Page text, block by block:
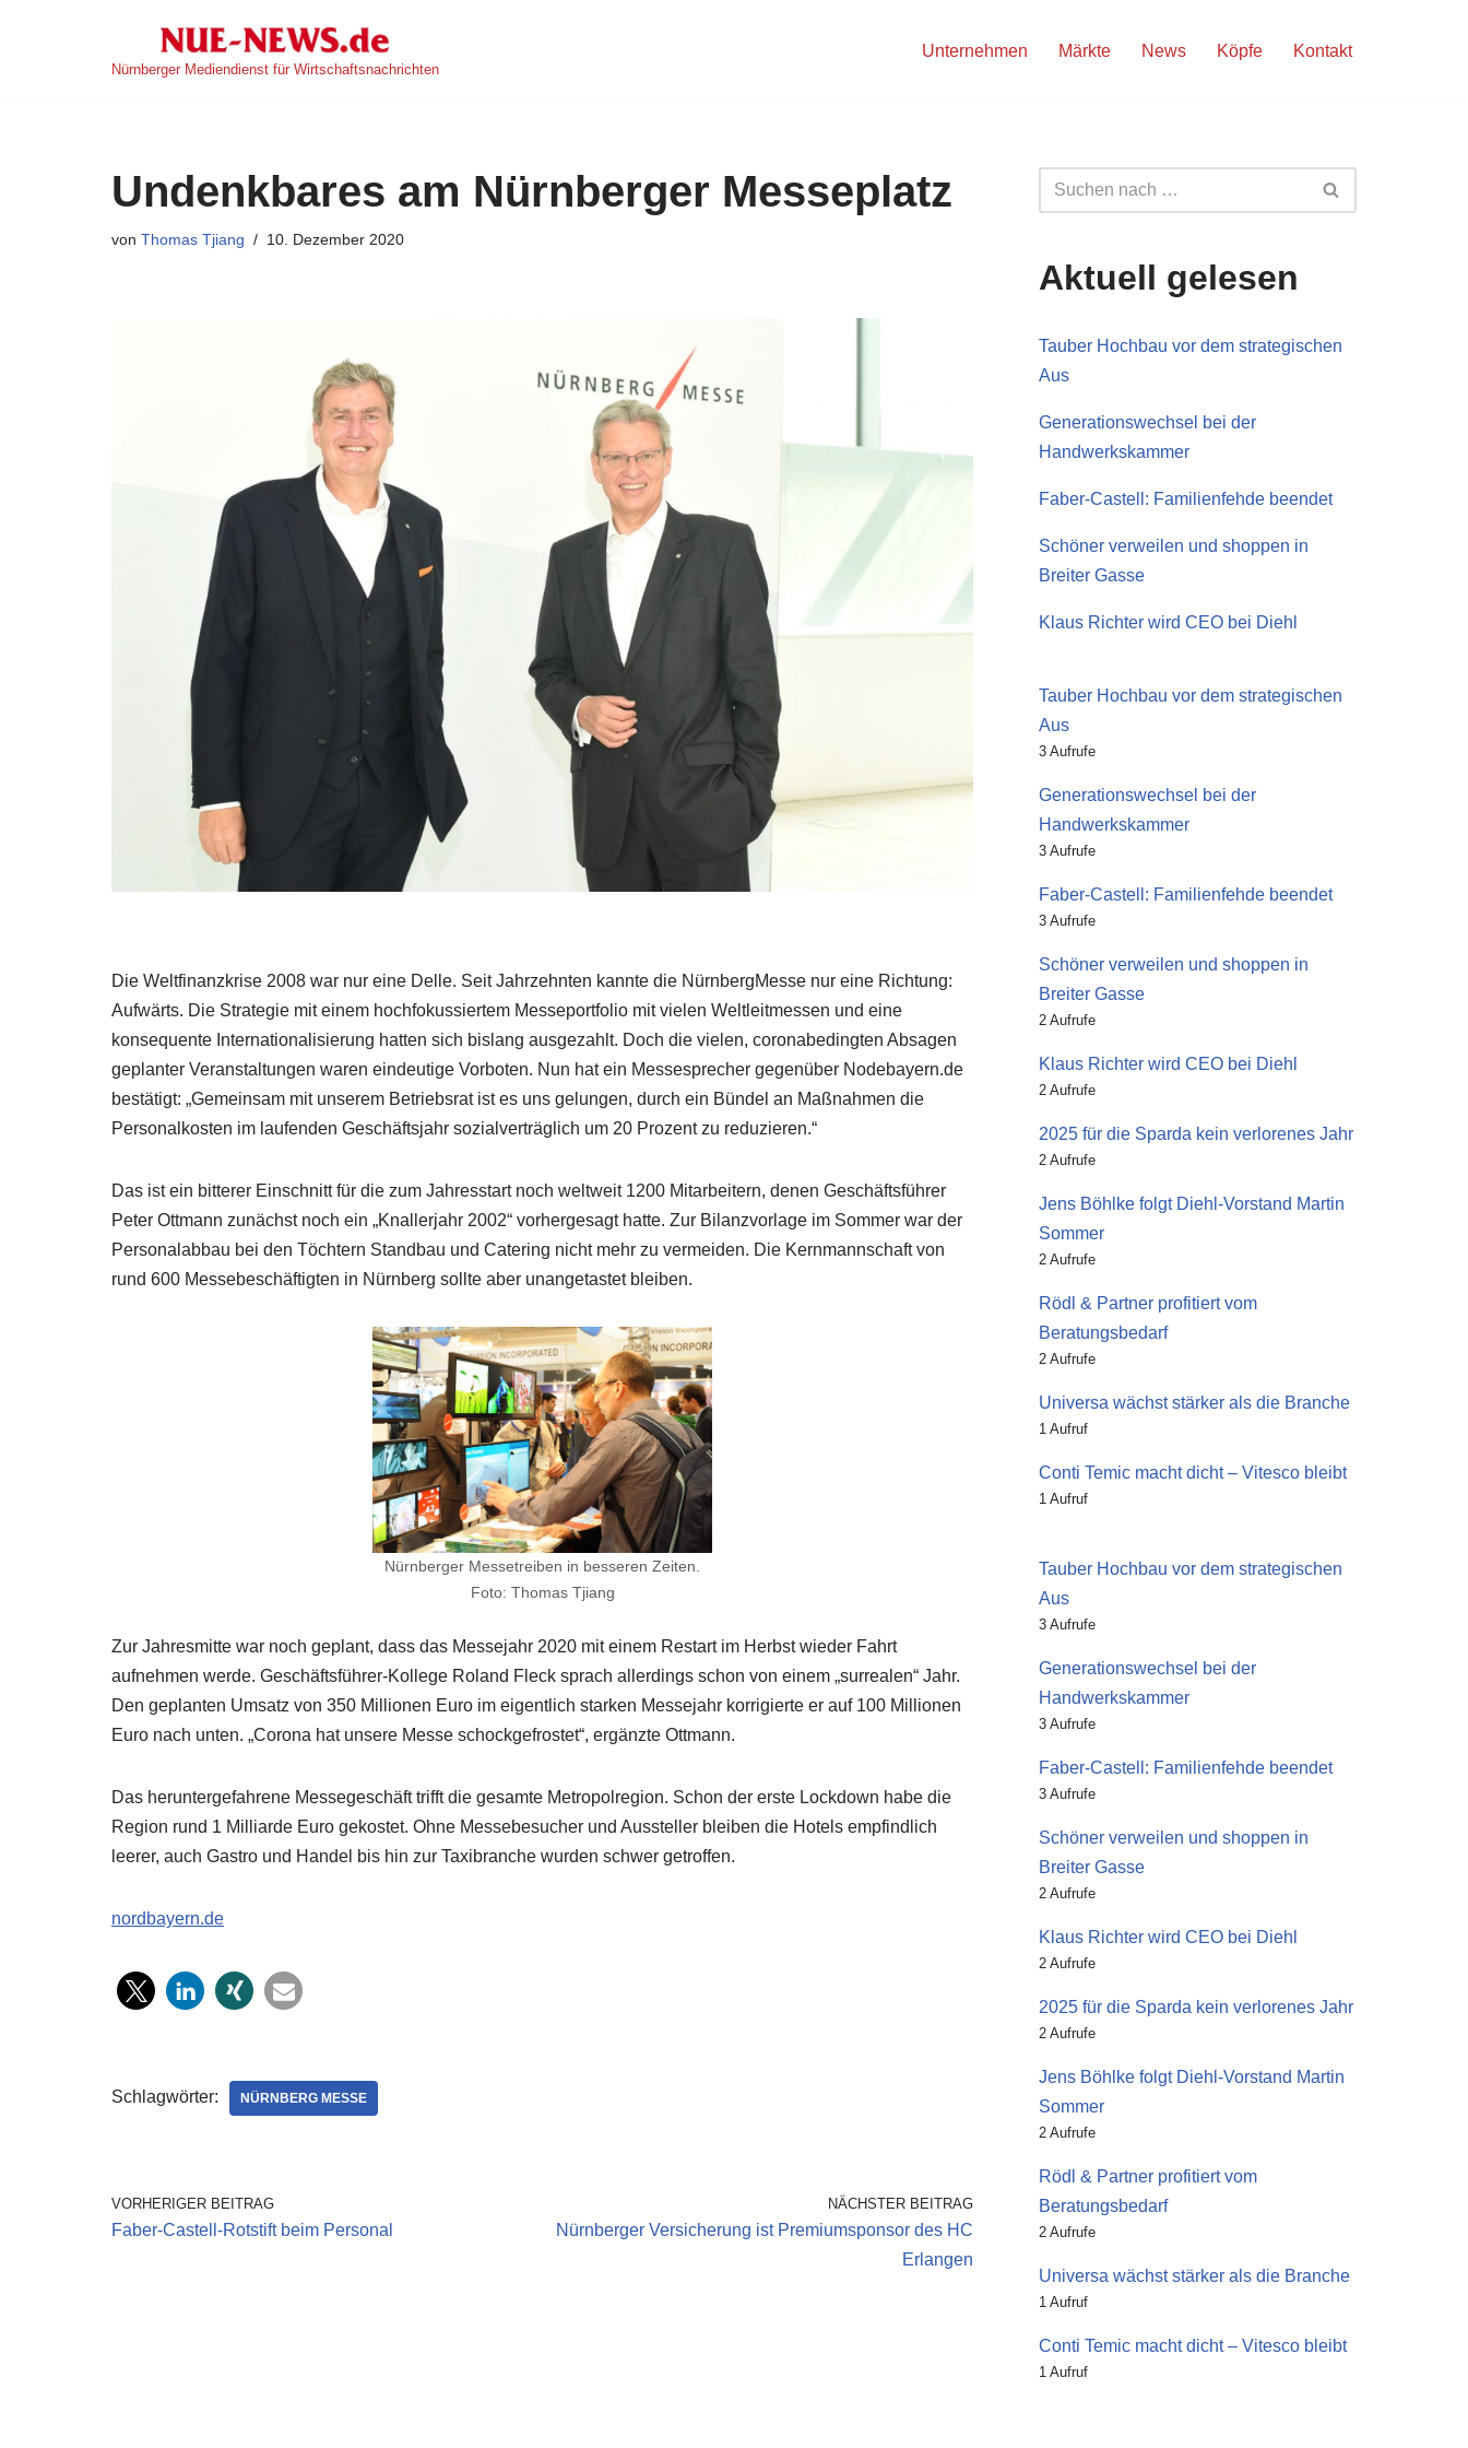
Nürnberger Mediendienst für Wirtschaftsnachrichten
Unternehmen Märkte News Köpfe Kontakt
Undenkbares am Nürnberger Messeplatz
von Thomas Tjiang 10. Dezember 2020
Die Weltfinanzkrise 2008 war nur eine Delle. Seit Jahrzehnten kannte die NürnbergMesse nur eine Richtung:
Aufwärts. Die Strategie mit einem hochfokussiertem Messeportfolio mit vielen Weltleitmessen und eine
konsequente Internationalisierung hatten sich bislang ausgezahlt. Doch die vielen, coronabedingten Absagen
geplanter Veranstaltungen waren eindeutige Vorboten. Nun hat ein Messesprecher gegenüber Nodebayern.de
bestätigt: „Gemeinsam mit unserem Betriebsrat ist es uns gelungen, durch ein Bündel an Maßnahmen die
Personalkosten im laufenden Geschäftsjahr sozialverträglich um 20 Prozent zu reduzieren.“
Das ist ein bitterer Einschnitt für die zum Jahresstart noch weltweit 1200 Mitarbeitern, denen Geschäftsführer
Peter Ottmann zunächst noch ein „Knallerjahr 2002“ vorhergesagt hatte. Zur Bilanzvorlage im Sommer war der
Personalabbau bei den Töchtern Standbau und Catering nicht mehr zu vermeiden. Die Kernmannschaft von
rund 600 Messebeschäftigten in Nürnberg sollte aber unangetastet bleiben.
Nürnberger Messetreiben in besseren Zeiten.
Foto: Thomas Tjiang
Zur Jahresmitte war noch geplant, dass das Messejahr 2020 mit einem Restart im Herbst wieder Fahrt
aufnehmen werde. Geschäftsführer-Kollege Roland Fleck sprach allerdings schon von einem „surrealen“ Jahr.
Den geplanten Umsatz von 350 Millionen Euro im eigentlich starken Messejahr korrigierte er auf 100 Millionen
Euro nach unten. „Corona hat unsere Messe schockgefrostet“, ergänzte Ottmann.
Das heruntergefahrene Messegeschäft trifft die gesamte Metropolregion. Schon der erste Lockdown habe die
Region rund 1 Milliarde Euro gekostet. Ohne Messebesucher und Aussteller bleiben die Hotels empfindlich
leerer, auch Gastro und Handel bis hin zur Taxibranche wurden schwer getroffen.
nordbayern.de
Schlagwörter: NÜRNBERG MESSE
VORHERIGER BEITRAG
Faber-Castell-Rotstift beim Personal
NÄCHSTER BEITRAG
Nürnberger Versicherung ist Premiumsponsor des HC
Erlangen
Aktuell gelesen
Tauber Hochbau vor dem strategischen
Aus
Generationswechsel bei der
Handwerkskammer
Faber-Castell: Familienfehde beendet
Schöner verweilen und shoppen in
Breiter Gasse
Klaus Richter wird CEO bei Diehl
Tauber Hochbau vor dem strategischen
Aus
3 Aufrufe
Generationswechsel bei der
Handwerkskammer
3 Aufrufe
Faber-Castell: Familienfehde beendet
3 Aufrufe
Schöner verweilen und shoppen in
Breiter Gasse
2 Aufrufe
Klaus Richter wird CEO bei Diehl
2 Aufrufe
2025 für die Sparda kein verlorenes Jahr
2 Aufrufe
Jens Böhlke folgt Diehl-Vorstand Martin
Sommer
2 Aufrufe
Rödl & Partner profitiert vom
Beratungsbedarf
2 Aufrufe
Universa wächst stärker als die Branche
1 Aufruf
Conti Temic macht dicht – Vitesco bleibt
1 Aufruf
Tauber Hochbau vor dem strategischen
Aus
3 Aufrufe
Generationswechsel bei der
Handwerkskammer
3 Aufrufe
Faber-Castell: Familienfehde beendet
3 Aufrufe
Schöner verweilen und shoppen in
Breiter Gasse
2 Aufrufe
Klaus Richter wird CEO bei Diehl
2 Aufrufe
2025 für die Sparda kein verlorenes Jahr
2 Aufrufe
Jens Böhlke folgt Diehl-Vorstand Martin
Sommer
2 Aufrufe
Rödl & Partner profitiert vom
Beratungsbedarf
2 Aufrufe
Universa wächst stärker als die Branche
1 Aufruf
Conti Temic macht dicht – Vitesco bleibt
1 Aufruf